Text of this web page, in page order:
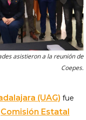
asistieron a la reunión de
Coepes.
(UAG) fue
Comisión Estatal